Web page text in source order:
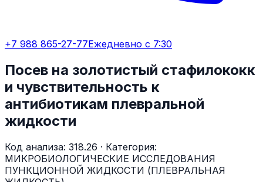
+7 988 865-27-77Ежедневно с 7:30
Посев на золотистый стафилококк
и чувствительность к
антибиотикам плевральной
жидкости
Код анализа: 318.26 · Категория:
МИКРОБИОЛОГИЧЕСКИЕ ИССЛЕДОВАНИЯ
ПУНКЦИОННОЙ ЖИДКОСТИ (ПЛЕВРАЛЬНАЯ